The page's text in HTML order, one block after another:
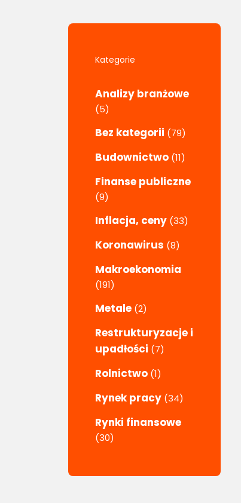
Kategorie
Analizy branżowe
(5)
Bez kategorii (79)
Budownictwo (11)
Finanse publiczne
(9)
Inflacja, ceny (33)
Koronawirus (8)
Makroekonomia
(191)
Metale (2)
Restrukturyzacje i
upadłości (7)
Rolnictwo (1)
Rynek pracy (34)
Rynki finansowe
(30)